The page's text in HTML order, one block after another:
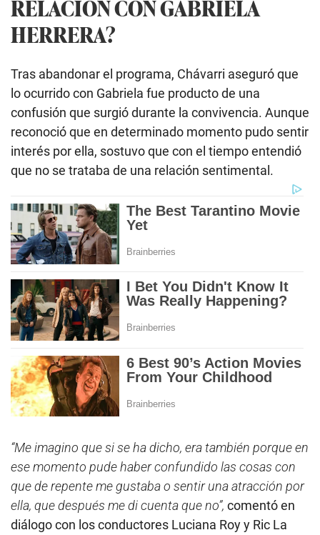
RELACIÓN CON GABRIELA
HERRERA?
Tras abandonar el programa, Chávarri aseguró que
lo ocurrido con Gabriela fue producto de una
confusión que surgió durante la convivencia. Aunque
reconoció que en determinado momento pudo sentir
interés por ella, sostuvo que con el tiempo entendió
que no se trataba de una relación sentimental.
“Me imagino que si se ha dicho, era también porque en
ese momento pude haber confundido las cosas con
que de repente me gustaba o sentir una atracción por
ella, que después me di cuenta que no”, comentó en
diálogo con los conductores Luciana Roy y Ric La